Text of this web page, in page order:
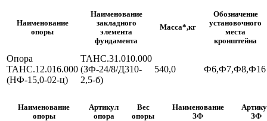
Наименование
опоры
Наименование
закладного
элемента
фундамента
Масса*,кг
Обозначение
установочного
места
кронштейна
Опора
ТАНС.12.016.000
(НФ-15,0-02-ц)
ТАНС.31.010.000
(ЗФ-24/8/Д310-
2,5-б)
540,0 Ф6,Ф7,Ф8,Ф16
Наименование
опоры
Артикул
опора
Вес
опоры
Наименование
ЗФ
ЗФ